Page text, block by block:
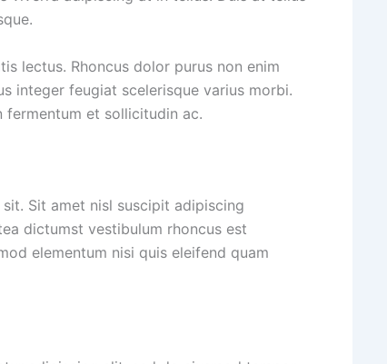
lectus. Rhoncus dolor purus non enim
integer feugiat scelerisque varius morbi.
fermentum et sollicitudin ac.
Sit amet nisl suscipit adipiscing
dictumst vestibulum rhoncus est
elementum nisi quis eleifend quam